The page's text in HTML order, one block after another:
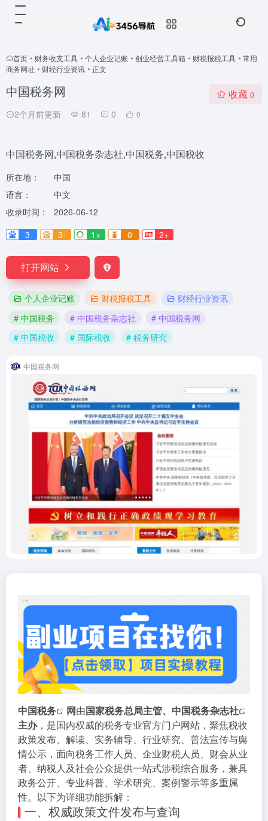
首页 • 财务收支工具 • 个人企业记账 • 创业经营工具箱 • 财税报税工具 • 常用
商务网址 • 财经行业资讯 • 正文
中国税务网
2个月前更新 81 0 0
收藏 0
中国税务网,中国税务杂志社,中国税务,中国税收
所在地：
中国
语言：
中文
收录时间：
2026-06-12
3
3- 1+ 0 2+
打开网站
个人企业记账 财税报税工具
财经行业资讯
# 中国税务
# 中国税务杂志社
# 中国税务网
# 中国税收
# 国际税收 # 税务研究
中国税务网
中国税务 网由国家税务总局主管、 中国税务杂志社
主办，是国内权威的税务专业官方门户网站，聚焦税收
政策发布、解读、实务辅导、行业研究、普法宣传与舆
情公示，面向税务工作人员、企业财税人员、财会从业
者、纳税人及社会公众提供一站式涉税综合服务，兼具
政务公开、专业科普、学术研究、案例警示等多重属
性。以下为详细功能拆解：
一、权威政策文件发布与查询